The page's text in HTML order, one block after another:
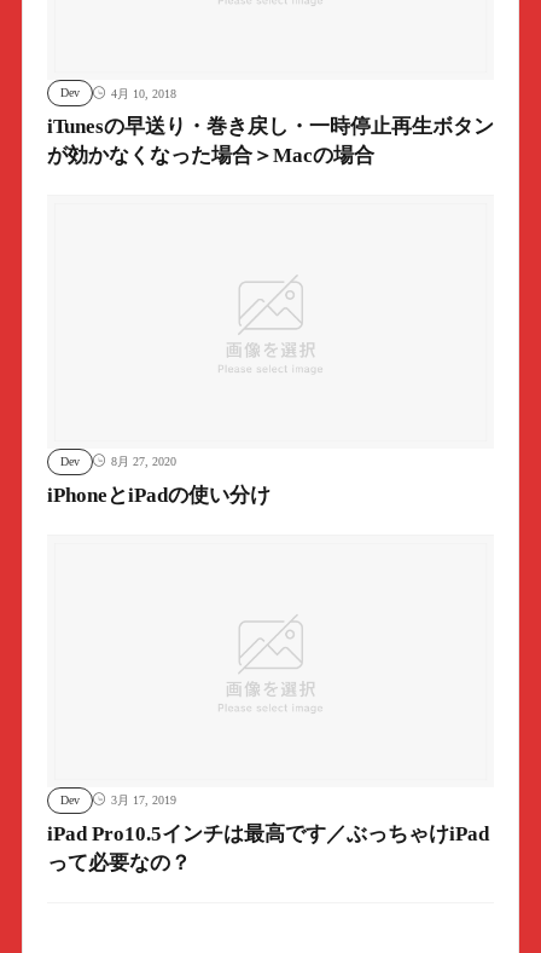
Dev 4月 10, 2018
iTunesの早送り・巻き戻し・一時停止再生ボタン
が効かなくなった場合＞Macの場合
Dev 8月 27, 2020
iPhoneとiPadの使い分け
Dev 3月 17, 2019
iPad Pro10.5インチは最高です／ぶっちゃけiPad
って必要なの？